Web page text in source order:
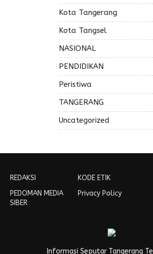
Kota Tangerang
Kota Tangsel
NASIONAL
PENDIDIKAN
Peristiwa
TANGERANG
Uncategorized
REDAKSI
PEDOMAN MEDIA
SIBER
KODE ETIK
Privacy Policy
Informasi Seputar Tangerang